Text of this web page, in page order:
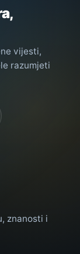
vijesti,
razumjeti
znanosti i